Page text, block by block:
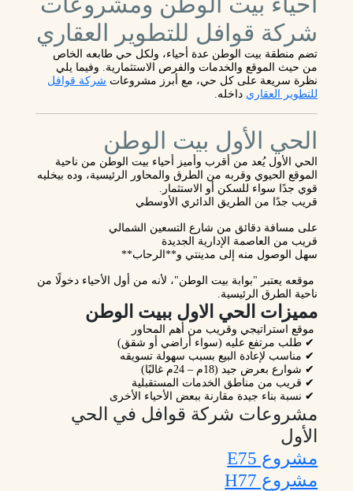
شركة قوافل للتطوير العقاري
تضم منطقة بيت الوطن عدة أحياء، ولكل حي طابعه الخاص
من حيث الموقع والخدمات والفرص الاستثمارية. وفيما يلي
نظرة سريعة على كل حي، مع أبرز مشروعات شركة قوافل
للتطوير العقاري داخله.
الحي الأول بيت الوطن
الحي الأول يُعد من أقرب وأميز أحياء بيت الوطن من ناحية
الموقع الحيوي وقربه من الطرق والمحاور الرئيسية، وده بيخليه
قوي جدًا سواء للسكن أو الاستثمار.
قريب جدًا من
الطريق الدائري الأوسطي
على مسافة دقائق من شارع التسعين الشمالي
قريب من
العاصمة الإدارية الجديدة
سهل الوصول منه إلى مدينتي و**الرحاب**
موقعه يعتبر "بوابة بيت الوطن"، لأنه من أول الأحياء دخولًا من
ناحية الطرق الرئيسية.
مميزات الحي الاول ببيت الوطن
موقع استراتيجي وقريب من أهم المحاور
✔ طلب مرتفع عليه (سواء أراضي أو شقق)
✔ مناسب لإعادة البيع بسبب سهولة تسويقه
✔ شوارع بعرض جيد (18م – 24م غالبًا)
✔ قريب من مناطق الخدمات المستقبلية
✔ نسبة بناء جيدة مقارنة ببعض الأحياء الأخرى
مشروعات شركة قوافل في الحي
الأول
مشروع E75
مشروع H77